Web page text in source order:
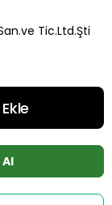
Tic.Ltd.Şti